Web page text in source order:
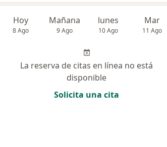
Hoy
8 Ago
Mañana
9 Ago
lunes
10 Ago
Mar
11 Ago
La reserva de citas en línea no está
disponible
Solicita una cita